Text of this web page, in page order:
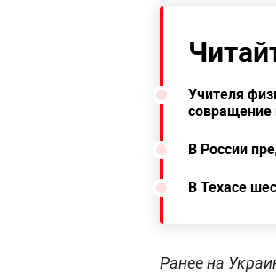
Учителя
совращение
В России
В Техасе
Ранее на